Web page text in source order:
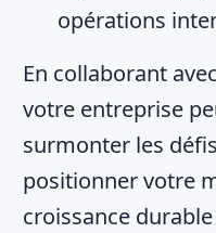
opérations
En collaborant
votre entreprise
surmonter les
positionner votre
croissance